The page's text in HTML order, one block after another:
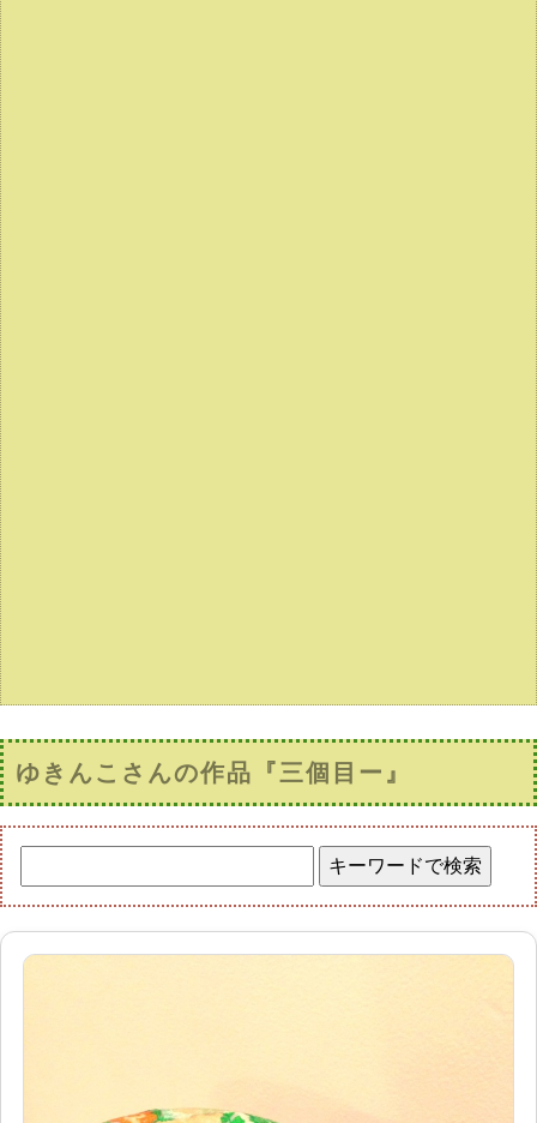
ゆきんこさんの作品『三個目ー』